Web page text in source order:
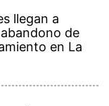
llegan a
de
en La